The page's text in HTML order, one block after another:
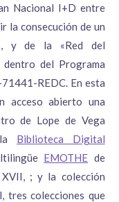
Nacional I+D entre
la consecución de un
y de la «Red del
dentro del Programa
REDC. En esta
acceso abierto una
de Lope de Vega
Biblioteca Digital
EMOTHE de
; y la colección
tres colecciones que